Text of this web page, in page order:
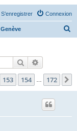
Connexion
S’enregistrer
Rechercher
153 154 172